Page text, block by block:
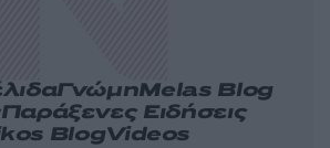
ΓνώμηMelas Blog
Παράξενες Ειδήσεις
BlogVideos